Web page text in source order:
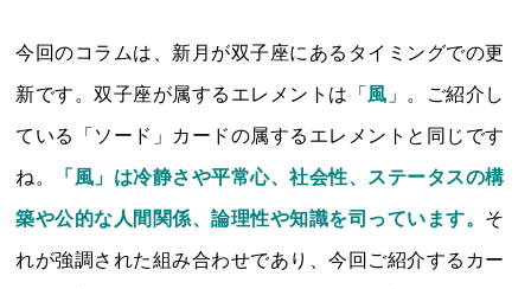
今回のコラムは、新月が双子座にあるタイミングでの更
新です。双子座が属するエレメントは「 風 」。ご紹介し
ている「ソード」カードの属するエレメントと同じです
ね。 「風」は冷静さや平常心、社会性、ステータスの構
築や公的な人間関係、論理性や知識を司っています。 そ
れが強調された組み合わせであり、今回ご紹介するカー